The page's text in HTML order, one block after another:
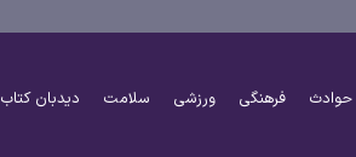
حوادث فرهنگی ورزشی سلامت دیدبان کتاب